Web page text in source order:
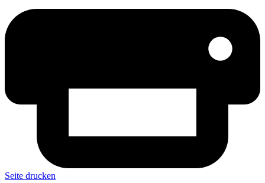
Seite drucken